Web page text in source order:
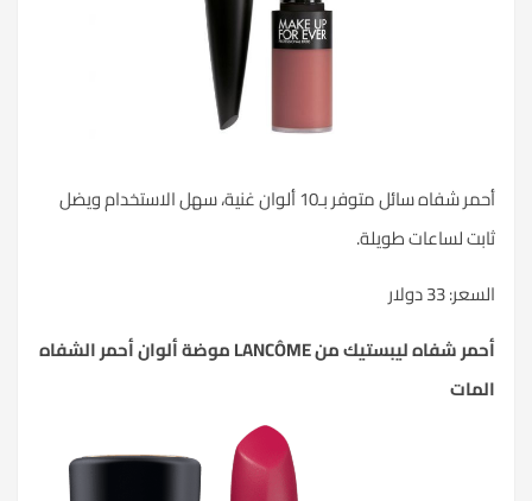
أحمر شفاه سائل متوفر بـ10 ألوان غنية، سهل الاستخدام ويضل
ثابت لساعات طويلة.
السعر: 33 دولار
أحمر شفاه ليبستيك من LANCÔME موضة ألوان أحمر الشفاه
المات